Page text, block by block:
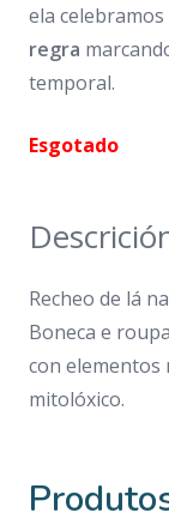
ela
regra
temporal.
Esgotado
Recheo de lá
Boneca e
con
mitolóxico.